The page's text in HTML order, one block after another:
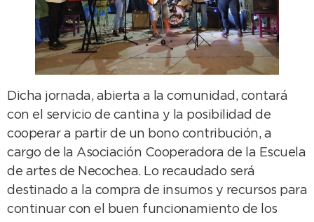
Dicha jornada, abierta a la comunidad, contará
con el servicio de cantina y la posibilidad de
cooperar a partir de un bono contribución, a
cargo de la Asociación Cooperadora de la Escuela
de artes de Necochea. Lo recaudado será
destinado a la compra de insumos y recursos para
continuar con el buen funcionamiento de los